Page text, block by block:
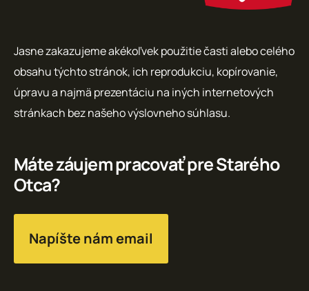
Jasne zakazujeme akékoľvek použitie časti alebo celého
obsahu týchto stránok, ich reprodukciu, kopírovanie,
úpravu a najmä prezentáciu na iných internetových
stránkach bez našeho výslovneho súhlasu.
Máte záujem pracovať pre Starého
Otca?
Napíšte nám email